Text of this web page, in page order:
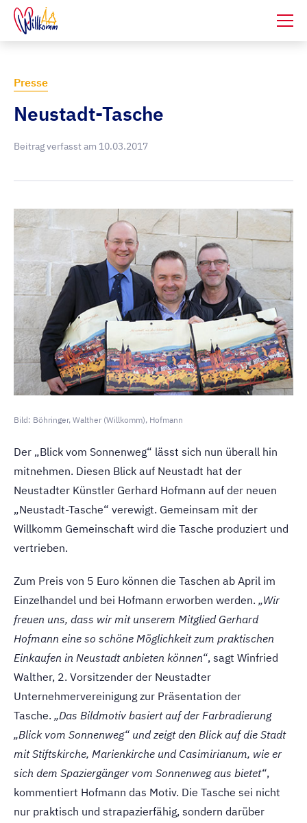
Presse
Neustadt-Tasche
Beitrag verfasst am 10.03.2017
Bild: Böhringer, Walther (Willkomm), Hofmann
Der „Blick vom Sonnenweg“ lässt sich nun überall hin
mitnehmen. Diesen Blick auf Neustadt hat der
Neustadter Künstler Gerhard Hofmann auf der neuen
„Neustadt-Tasche“ verewigt. Gemeinsam mit der
Willkomm Gemeinschaft wird die Tasche produziert und
vertrieben.
Zum Preis von 5 Euro können die Taschen ab April im
Einzelhandel und bei Hofmann erworben werden. „Wir
freuen uns, dass wir mit unserem Mitglied Gerhard
Hofmann eine so schöne Möglichkeit zum praktischen
Einkaufen in Neustadt anbieten können“, sagt Winfried
Walther, 2. Vorsitzender der Neustadter
Unternehmervereinigung zur Präsentation der
Tasche. „Das Bildmotiv basiert auf der Farbradierung
„Blick vom Sonnenweg“ und zeigt den Blick auf die Stadt
mit Stiftskirche, Marienkirche und Casimirianum, wie er
sich dem Spaziergänger vom Sonnenweg aus bietet“,
kommentiert Hofmann das Motiv. Die Tasche sei nicht
nur praktisch und strapazierfähig, sondern darüber